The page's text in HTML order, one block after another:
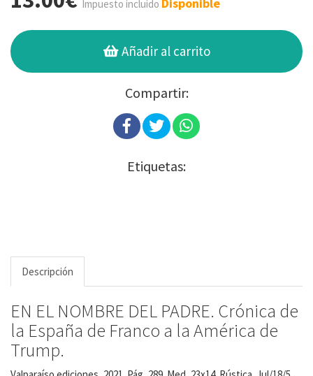
Impuesto incluido
Añadir al carrito
Compartir:
Etiquetas:
Descripción
EN EL NOMBRE DEL PADRE. Crónica de
la España de Franco a la América de
Trump.